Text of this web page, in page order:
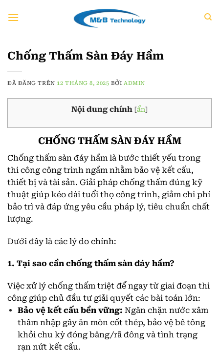
đến
Chống Thấm Sàn Đáy Hầm
ĐÃ ĐĂNG TRÊN 12 THÁNG 8, 2025 BỞIADMIN
Nội dung chính [ẩn]
CHỐNG THẤM SÀN ĐÁY HẦM
Chống thấm sàn đáy hầm là bước thiết yếu trong
thi công công trình ngầm nhằm bảo vệ kết cấu,
thiết bị và tài sản. Giải pháp chống thấm đúng kỹ
thuật giúp kéo dài tuổi thọ công trình, giảm chi phí
bảo trì và đáp ứng yêu cầu pháp lý, tiêu chuẩn chất
lượng.
Dưới đây là các lý do chính:
1. Tại sao cần chống thấm sàn đáy hầm?
Việc xử lý chống thấm triệt để ngay từ giai đoạn thi
công giúp chủ đầu tư giải quyết các bài toán lớn:
Bảo vệ kết cấu bền vững: Ngăn chặn nước xâm
thâm nhập gây ăn mòn cốt thép, bảo vệ bê tông
khỏi chu kỳ đóng băng/rã đông và tình trạng
rạn nứt kết cấu.